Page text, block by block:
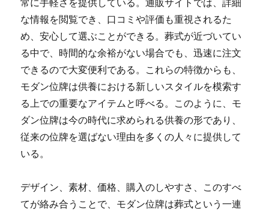
常に手軽さを提供している。通販サイトでは、詳細
な情報を閲覧でき、口コミや評価も重視されるた
め、安心して選ぶことができる。葬式が近づいてい
る中で、時間的な余裕がない場合でも、迅速に注文
できるので大変便利である。これらの特徴からも、
モダン位牌は供養における新しいスタイルを模索す
る上での重要なアイテムと呼べる。このように、モ
ダン位牌は今の時代に求められる供養の形であり、
従来の位牌を選ばない理由を多くの人々に提供して
いる。
デザイン、素材、価格、購入のしやすさ、このすべ
てが絡み合うことで、モダン位牌は葬式という一連